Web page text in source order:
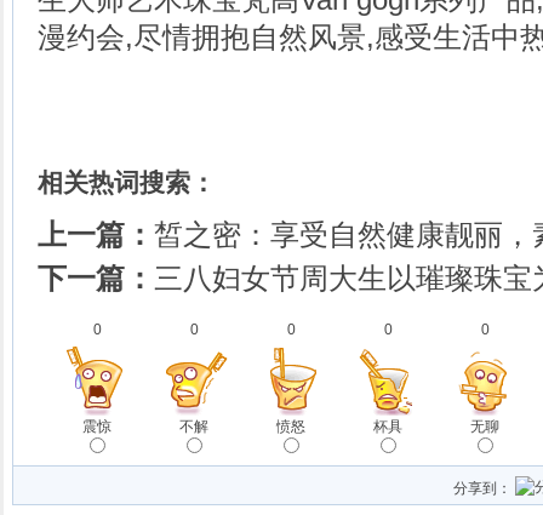
漫约会,尽情拥抱自然风景,感受生活中
相关热词搜索：
上一篇： 皙之密：享受自然健康靓丽，
下一篇： 三八妇女节周大生以璀璨珠
0
震惊
0
不解
0
愤怒
0
杯具
0
无聊
分享到：